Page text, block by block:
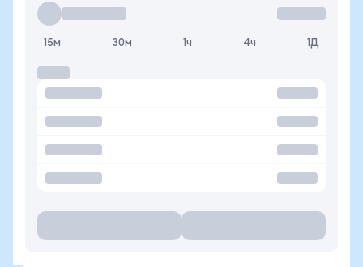
15м 30м 1ч 4ч 1Д